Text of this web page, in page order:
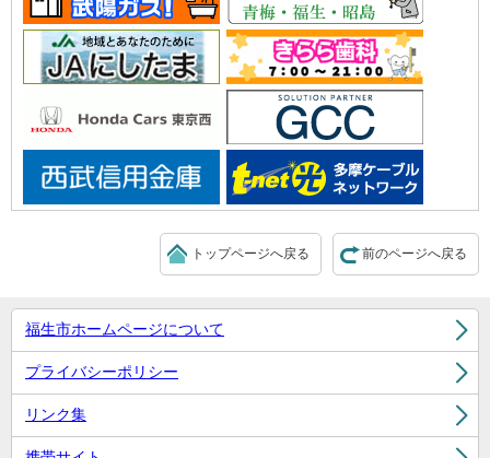
前のページへ戻る
トップページへ戻る
福生市ホームページについて
プライバシーポリシー
リンク集